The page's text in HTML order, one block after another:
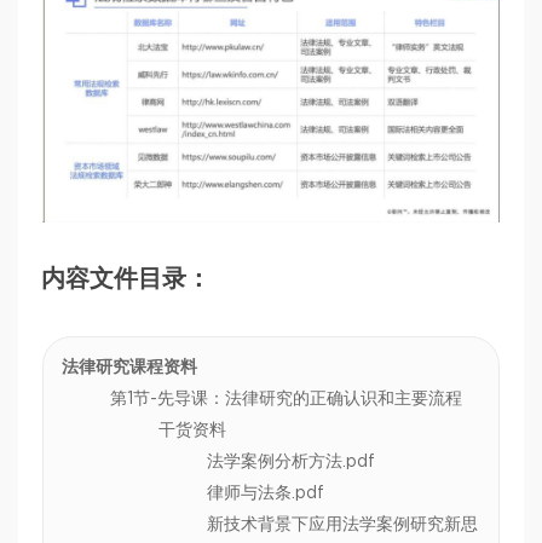
内容文件目录：
法律研究课程资料
第1节-先导课：法律研究的正确认识和主要流程
干货资料
法学案例分析方法.pdf
律师与法条.pdf
新技术背景下应用法学案例研究新思